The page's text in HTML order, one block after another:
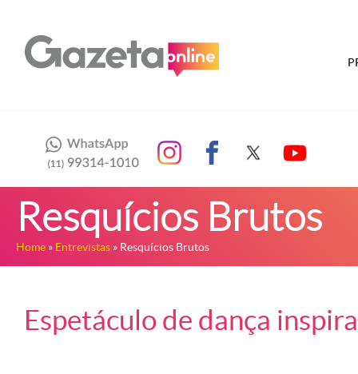
Resquícios Brutos
Home » Entrevistas » Resquícios Brutos
Espetáculo de dança